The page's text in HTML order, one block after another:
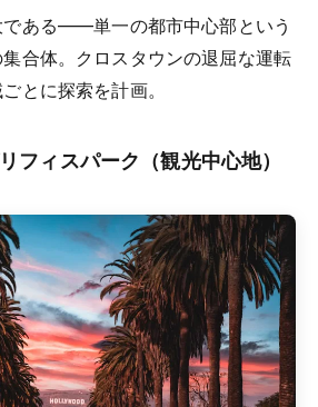
である——単一の都市中心部という
合体。クロスタウンの退屈な運転
とに探索を計画。
フィスパーク（観光中心地）